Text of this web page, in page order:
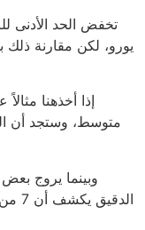
وبينما يروج